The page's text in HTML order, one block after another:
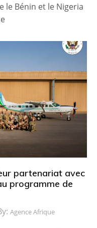
le Bénin et le Nigeria
partenariat avec
programme de
Agence Afrique